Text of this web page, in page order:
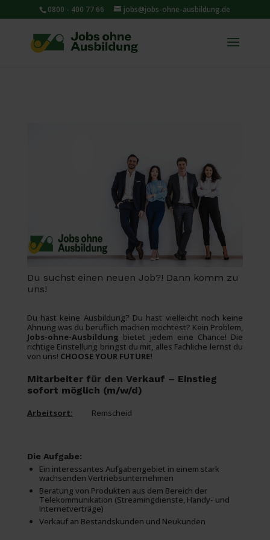
0800 - 400 77 66 jobs@jobs-ohne-ausbildung.de
Du suchst einen neuen Job?! Dann komm zu
uns!
Du hast keine Ausbildung? Du hast vielleicht noch keine
Ahnung was du beruflich machen möchtest? Kein Problem,
Jobs-ohne-Ausbildung bietet jedem eine Chance! Die
richtige Einstellung bringst du mit, alles Fachliche lernst du
von uns! CHOOSE YOUR FUTURE!
Mitarbeiter für den Verkauf – Einstieg
sofort möglich (m/w/d)
Arbeitsort: Remscheid
Die Aufgabe:
Ein interessantes Aufgabengebiet in einem stark
wachsenden Vertriebsunternehmen
Beratung von Produkten aus dem Bereich der
Telekommunikation (Streamingdienste, Handy- und
Internetverträge)
Verkauf an Bestandskunden und Neukunden